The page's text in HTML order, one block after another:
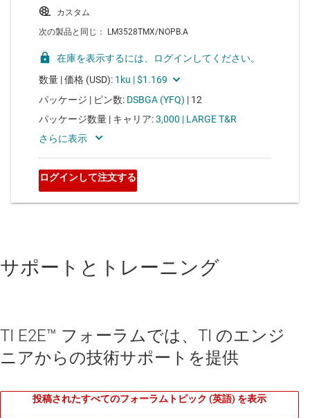
サポートとトレーニング
TI E2E™ フォーラムでは、TI のエンジ
ニアからの技術サポートを提供
投稿されたすべてのフォーラムトピック (英語) を表示